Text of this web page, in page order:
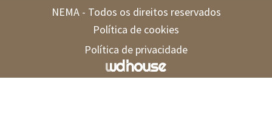
NEMA - Todos os direitos reservados
Política de cookies
Política de privacidade